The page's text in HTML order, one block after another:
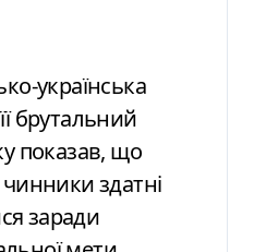
українська
брутальний
показав, що
чинники здатні
заради